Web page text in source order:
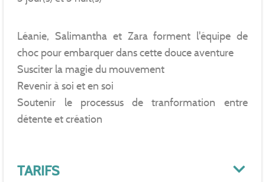
Léanie, Salimantha et Zara forment l'équipe de
choc pour embarquer dans cette douce aventure
Susciter la magie du mouvement
Revenir à soi et en soi
Soutenir le processus de tranformation entre
détente et création
TARIFS